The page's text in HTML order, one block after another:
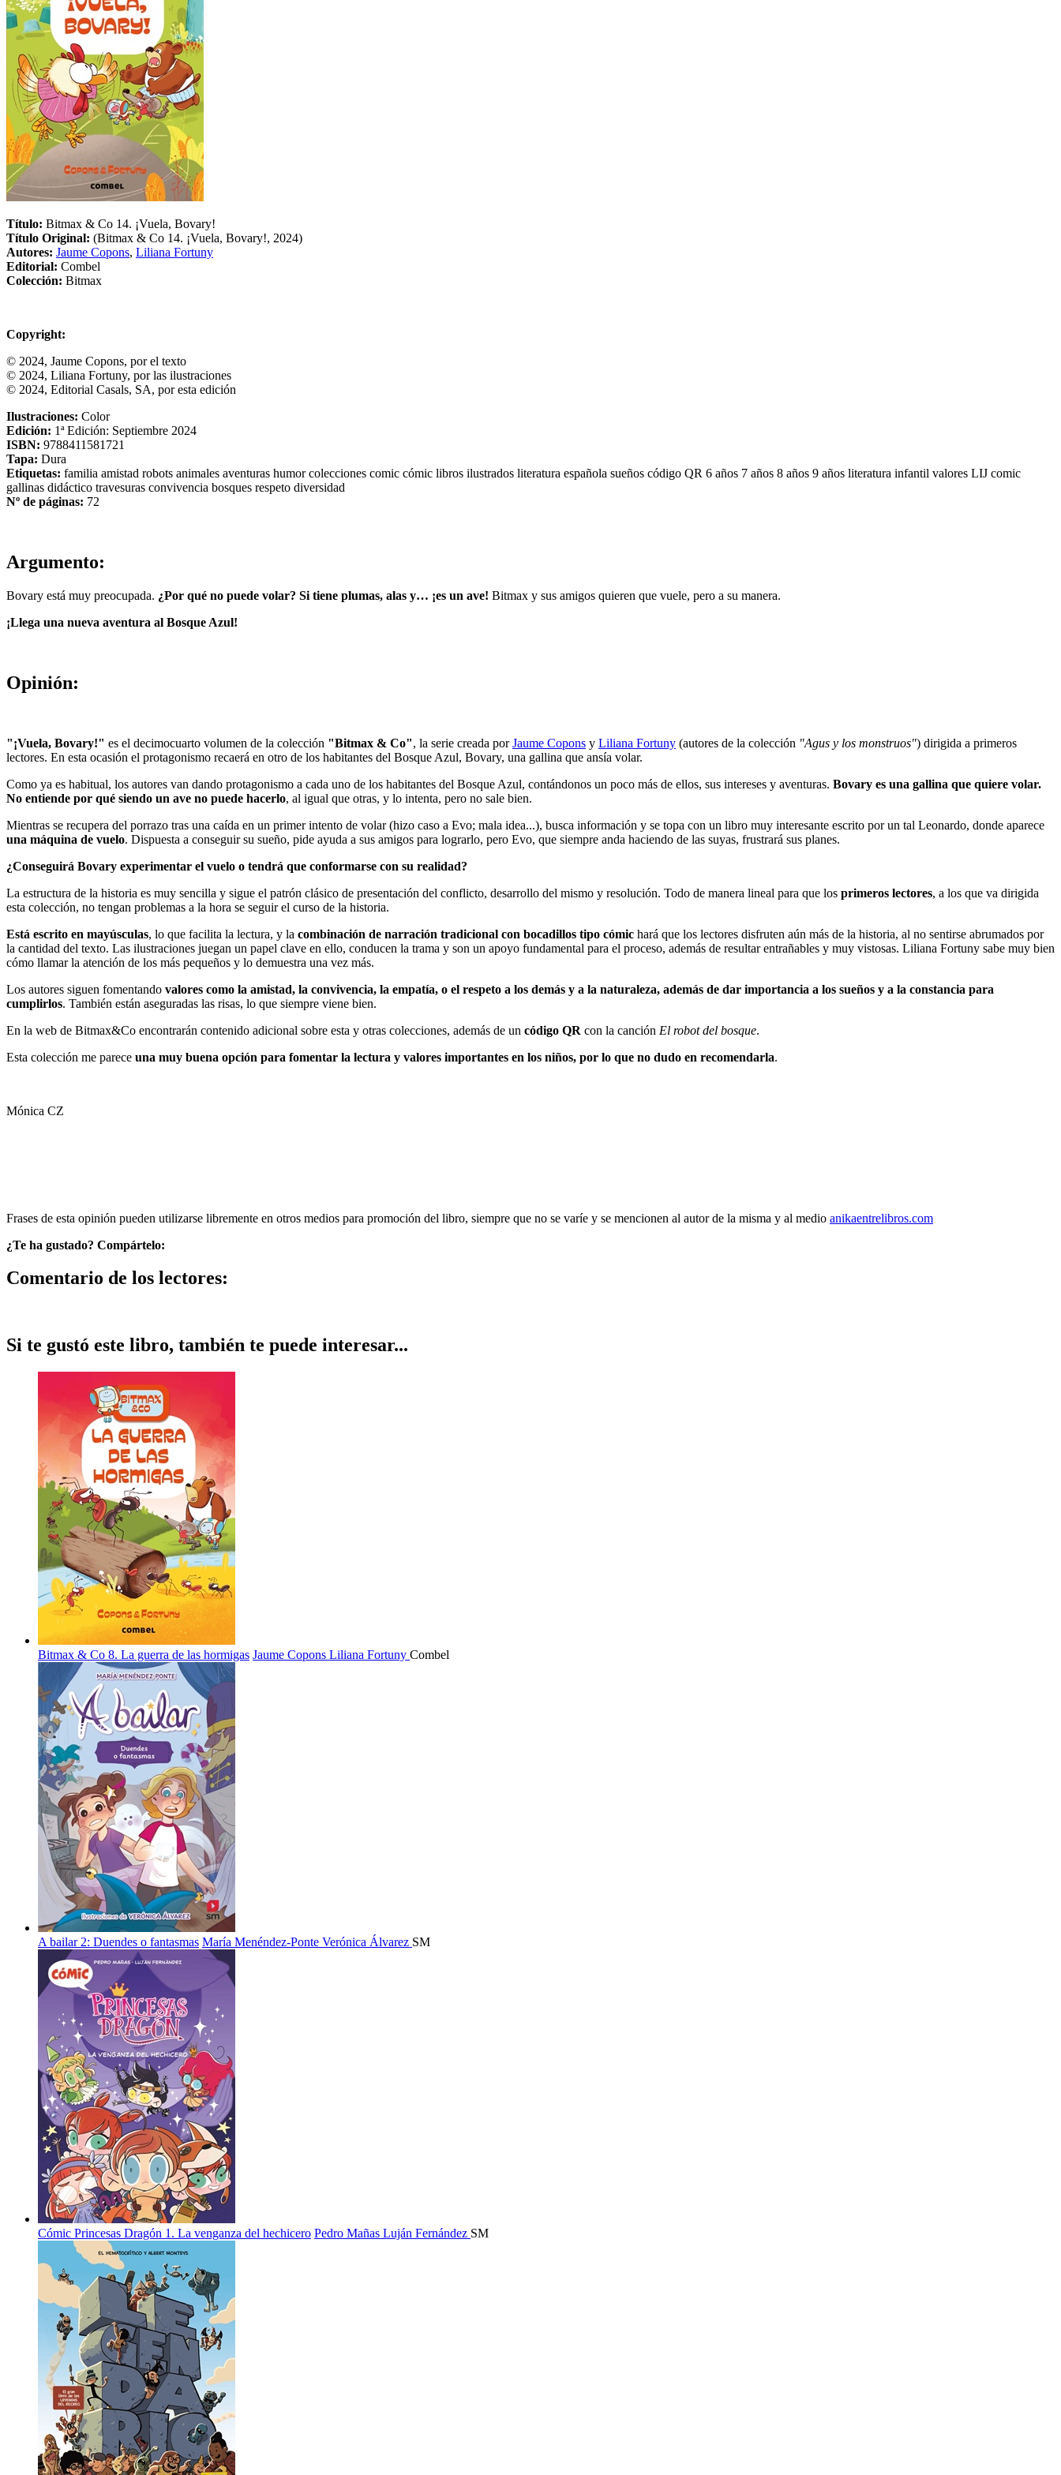
Título: Bitmax & Co 14. ¡Vuela, Bovary!
Título Original: (Bitmax & Co 14. ¡Vuela, Bovary!, 2024)
Autores: Jaume Copons, Liliana Fortuny
Editorial: Combel
Colección: Bitmax
Copyright:
© 2024, Jaume Copons, por el texto
© 2024, Liliana Fortuny, por las ilustraciones
© 2024, Editorial Casals, SA, por esta edición
Ilustraciones: Color
Edición: 1ª Edición: Septiembre 2024
ISBN: 9788411581721
Tapa: Dura
Etiquetas: familia amistad robots animales aventuras humorcolecciones comic cómic libros ilustrados literatura española sueños código QR 6 años 7 años 8 años 9 años literatura infantil valores LIJ comic
gallinas didáctico travesuras convivencia bosques respeto diversidad
Nº de páginas: 72
Argumento:
Bovary está muy preocupada. ¿Por qué no puede volar? Si tiene plumas, alas y… ¡es un ave! Bitmax y sus amigos quieren que vuele, pero a su manera.
¡Llega una nueva aventura al Bosque Azul!
Opinión:
"¡Vuela, Bovary!" es el decimocuarto volumen de la colección "Bitmax & Co", la serie creada porJaume Copons y Liliana Fortuny (autores de la colección "Agus y los monstruos") dirigida a primeros
lectores. En esta ocasión el protagonismo recaerá en otro de los habitantes del Bosque Azul, Bovary, una gallina que ansía volar.
Como ya es habitual, los autores van dando protagonismo a cada uno de los habitantes del Bosque Azul, contándonos un poco más de ellos, sus intereses y aventuras. Bovary es una gallina que quiere volar.
No entiende por qué siendo un ave no puede hacerlo, al igual que otras, y lo intenta, pero no sale bien.
Mientras se recupera del porrazo tras una caída en un primer intento de volar (hizo caso a Evo; mala idea...), busca información y se topa con un libro muy interesante escrito por un tal Leonardo, donde aparece
una máquina de vuelo. Dispuesta a conseguir su sueño, pide ayuda a sus amigos para lograrlo, pero Evo, que siempre anda haciendo de las suyas, frustrará sus planes.
¿Conseguirá Bovary experimentar el vuelo o tendrá que conformarse con su realidad?
La estructura de la historia es muy sencilla y sigue el patrón clásico de presentación del conflicto, desarrollo del mismo y resolución. Todo de manera lineal para que los primeros lectores, a los que va dirigida
esta colección, no tengan problemas a la hora se seguir el curso de la historia.
Está escrito en mayúsculas, lo que facilita la lectura, y la combinación de narración tradicional con bocadillos tipo cómic hará que los lectores disfruten aún más de la historia, al no sentirse abrumados por
la cantidad del texto. Las ilustraciones juegan un papel clave en ello, conducen la trama y son un apoyo fundamental para el proceso, además de resultar entrañables y muy vistosas. Liliana Fortuny sabe muy bien
cómo llamar la atención de los más pequeños y lo demuestra una vez más.
Los autores siguen fomentando valores como la amistad, la convivencia, la empatía, o el respeto a los demás y a la naturaleza, además de dar importancia a los sueños y a la constancia para
cumplirlos. También están aseguradas las risas, lo que siempre viene bien.
En la web de Bitmax&Co encontrarán contenido adicional sobre esta y otras colecciones, además de un código QR con la canción El robot del bosque.
Esta colección me parece una muy buena opción para fomentar la lectura y valores importantes en los niños, por lo que no dudo en recomendarla.
Mónica CZ
Frases de esta opinión pueden utilizarse libremente en otros medios para promoción del libro, siempre que no se varíe y se mencionen al autor de la misma y al medio anikaentrelibros.com
¿Te ha gustado? Compártelo:
Comentario de los lectores:
Si te gustó este libro, también te puede interesar...
Bitmax & Co 8. La guerra de las hormigas Jaume Copons Liliana Fortuny Combel
A bailar 2: Duendes o fantasmas María Menéndez-Ponte Verónica Álvarez SM
Cómic Princesas Dragón 1. La venganza del hechicero Pedro Mañas Luján Fernández SM